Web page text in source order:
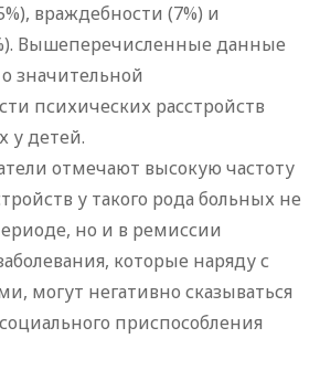
враждебности (7%) и
Вышеперечисленные данные
значительной
психических расстройств
у детей.
отмечают высокую частоту
у такого рода больных не
но и в ремиссии
которые наряду с
могут негативно сказываться
приспособления